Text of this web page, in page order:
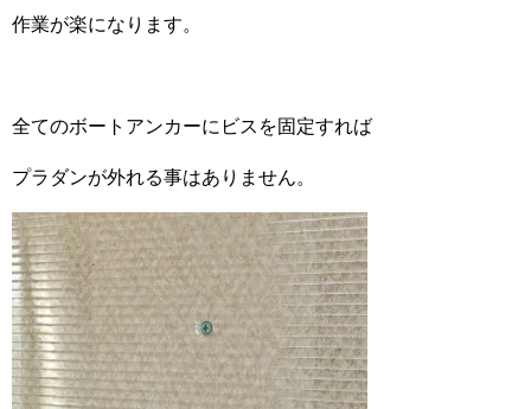
作業が楽になります。
全てのボートアンカーにビスを固定すれば
プラダンが外れる事はありません。